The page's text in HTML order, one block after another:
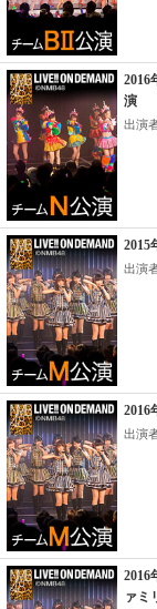
2016
演
出演
2015
出演
2016
出演
2016
ァミ